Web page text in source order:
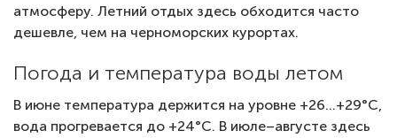
атмосферу. Летний отдых здесь обходится часто
дешевле, чем на черноморских курортах.
Погода и температура воды летом
В июне температура держится на уровне +26…+29°C,
вода прогревается до +24°C. В июле–августе здесь